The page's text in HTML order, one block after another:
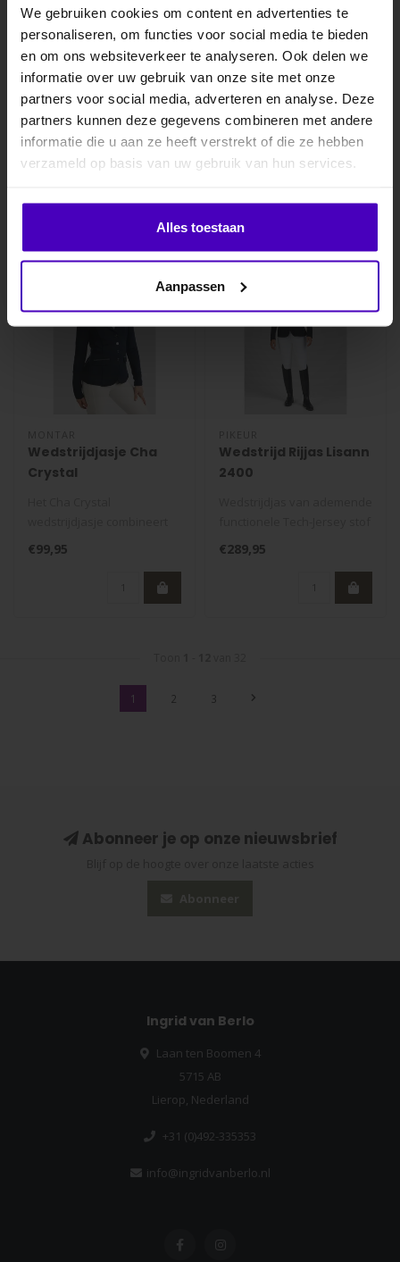
We gebruiken cookies om content en advertenties te
personaliseren, om functies voor social media te bieden
en om ons websiteverkeer te analyseren. Ook delen we
informatie over uw gebruik van onze site met onze
partners voor social media, adverteren en analyse. Deze
partners kunnen deze gegevens combineren met andere
informatie die u aan ze heeft verstrekt of die ze hebben
verzameld op basis van uw gebruik van hun services.
Alles toestaan
Aanpassen
EQUILINE
Wedstrijdjasje Girl
CIAC
Elegant en functioneel
meisjes wedstrijdjack met
ademend comfort en
strassdetail..
€239,00
EQUILINE
Wedstrijdjasje Gilcom
Stijlvol dameswedstrijdjack
van X-COOL EVO-stof met
UPF 50+ bescherming. Ton-
sur..
€479,00
Wedstrijdjasje Cha
Crystal
elegantie met comfort.
Lichtgewicht st..
€99,95
Wedstrijd Rijjas Lisann
2400
Voering: luchtdoorlatende..
€289,95
1 2 3
Abonneer je op onze nieuwsbrief
Ingrid van Berlo
Laan ten Boomen 4
5715 AB
Lierop, Nederland
+31 (0)492-335353
info@ingridvanberlo.nl
MELD JE AAN VOOR
10% KORTING
.